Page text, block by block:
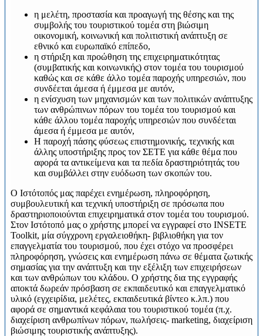
η μελέτη, προστασία και προαγωγή της θέσης και της
συμβολής του τουριστικού τομέα στη βιώσιμη
οικονομική, κοινωνική και πολιτιστική ανάπτυξη σε
εθνικό και ευρωπαϊκό επίπεδο,
η στήριξη και προώθηση της επιχειρηματικότητας
(συμβατικής και κοινωνικής) στον τομέα του τουρισμού
καθώς και σε κάθε άλλο τομέα παροχής υπηρεσιών, που
συνδέεται άμεσα ή έμμεσα με αυτόν,
η ενίσχυση των μηχανισμών και των πολιτικών ανάπτυξης
των ανθρώπινων πόρων του τομέα του τουρισμού και
κάθε άλλου τομέα παροχής υπηρεσιών που συνδέεται
άμεσα ή έμμεσα με αυτόν,
Η παροχή πάσης φύσεως επιστημονικής, τεχνικής και
άλλης υποστήριξης προς τον ΣΕΤΕ για κάθε θέμα που
αφορά τα αντικείμενα και τα πεδία δραστηριότητάς του
και συμβάλλει στην ευόδωση των σκοπών του.
Ο Ιστότοπός μας παρέχει ενημέρωση, πληροφόρηση,
συμβουλευτική και τεχνική υποστήριξη σε πρόσωπα που
δραστηριοποιούνται επιχειρηματικά στον τομέα του τουρισμού.
Στον Ιστότοπό μας ο χρήστης μπορεί να εγγραφεί στο INSETE
Toolkit, μία σύγχρονη εργαλειοθήκη- βιβλιοθήκη για τον
επαγγελματία του τουρισμού, που έχει στόχο να προσφέρει
πληροφόρηση, γνώσεις και ενημέρωση πάνω σε θέματα ζωτικής
σημασίας για την ανάπτυξη και την εξέλιξη των επιχειρήσεων
και των ανθρώπων του κλάδου. Ο χρήστης δια της εγγραφής
αποκτά δωρεάν πρόσβαση σε εκπαιδευτικό και επαγγελματικό
υλικό (εγχειρίδια, μελέτες, εκπαιδευτικά βίντεο κ.λπ.) που
αφορά σε σημαντικά κεφάλαια του τουριστικού τομέα (π.χ.
διαχείριση ανθρωπίνων πόρων, πωλήσεις- marketing, διαχείριση
βιώσιμης τουριστικής ανάπτυξης).